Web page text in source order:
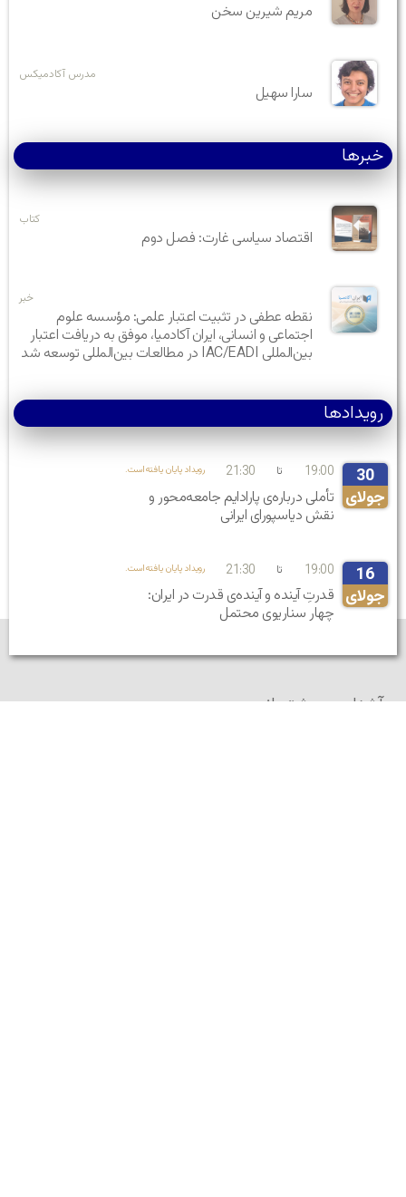
مریم شیرین سخن
مدرس آکادمیکس
سارا سهیل
خبرها
کتاب
اقتصاد سیاسی غارت: فصل دوم
خبر
نقطه عطفی در تثبیت اعتبار علمی: مؤسسه علوم
اجتماعی و انسانی، ایران آکادمیا، موفق به دریافت اعتبار
بین‌المللی IAC/EADI در مطالعات بین‌المللی توسعه شد
رویدادها
30
جولای
19:00 تا 21:30 .رویداد پایان یافته‌است
تأملی درباره‌ی پارادایم جامعه‌محور و
نقش دیاسپورای ایرانی
16
جولای
19:00 تا 21:30 .رویداد پایان یافته‌است
قدرتِ آینده و آینده‌ی قدرت در ایران:
چهار سناریوی محتمل
آشنایی و پشتیبانی